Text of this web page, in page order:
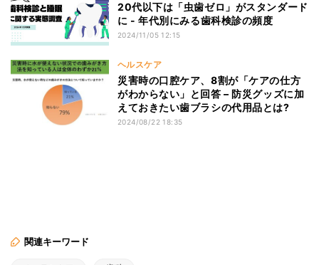
20代以下は「虫歯ゼロ」がスタンダード
に - 年代別にみる歯科検診の頻度
2024/11/05 12:15
ヘルスケア
災害時の口腔ケア、8割が「ケアの仕方
がわからない」と回答 – 防災グッズに加
えておきたい歯ブラシの代用品とは?
2024/08/22 18:35
関連キーワード